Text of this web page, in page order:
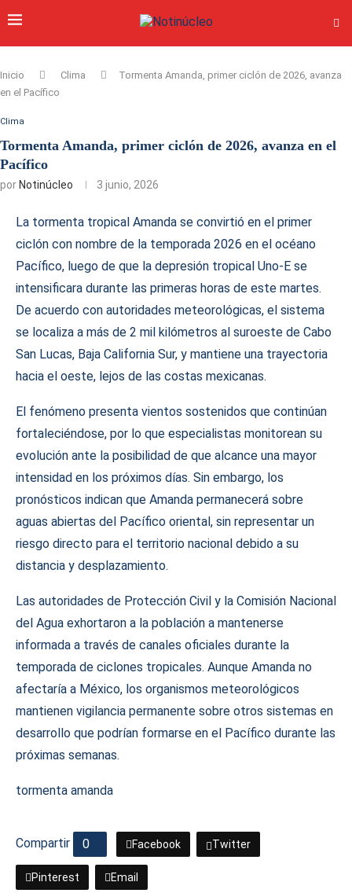
Inicio Clima
Tormenta Amanda, primer ciclón de 2026, avanza
en el Pacífico
Clima
Tormenta Amanda, primer ciclón de 2026, avanza en el
Pacífico
por Notinúcleo 3 junio, 2026
La tormenta tropical Amanda se convirtió en el primer
ciclón con nombre de la temporada 2026 en el océano
Pacífico, luego de que la depresión tropical Uno-E se
intensificara durante las primeras horas de este martes.
De acuerdo con autoridades meteorológicas, el sistema
se localiza a más de 2 mil kilómetros al suroeste de Cabo
San Lucas, Baja California Sur, y mantiene una trayectoria
hacia el oeste, lejos de las costas mexicanas.
El fenómeno presenta vientos sostenidos que continúan
fortaleciéndose, por lo que especialistas monitorean su
evolución ante la posibilidad de que alcance una mayor
intensidad en los próximos días. Sin embargo, los
pronósticos indican que Amanda permanecerá sobre
aguas abiertas del Pacífico oriental, sin representar un
riesgo directo para el territorio nacional debido a su
distancia y desplazamiento.
Las autoridades de Protección Civil y la Comisión Nacional
del Agua exhortaron a la población a mantenerse
informada a través de canales oficiales durante la
temporada de ciclones tropicales. Aunque Amanda no
afectaría a México, los organismos meteorológicos
mantienen vigilancia permanente sobre otros sistemas en
desarrollo que podrían formarse en el Pacífico durante las
próximas semanas.
tormenta amanda
Compartir 0 Facebook Twitter
Pinterest Email